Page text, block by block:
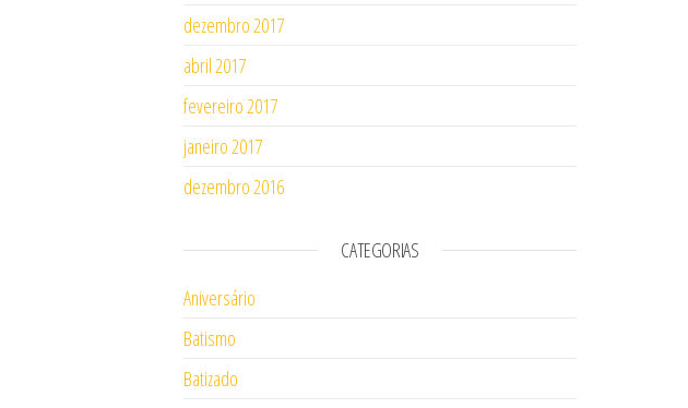
dezembro 2017
abril 2017
fevereiro 2017
janeiro 2017
dezembro 2016
CATEGORIAS
Aniversário
Batismo
Batizado